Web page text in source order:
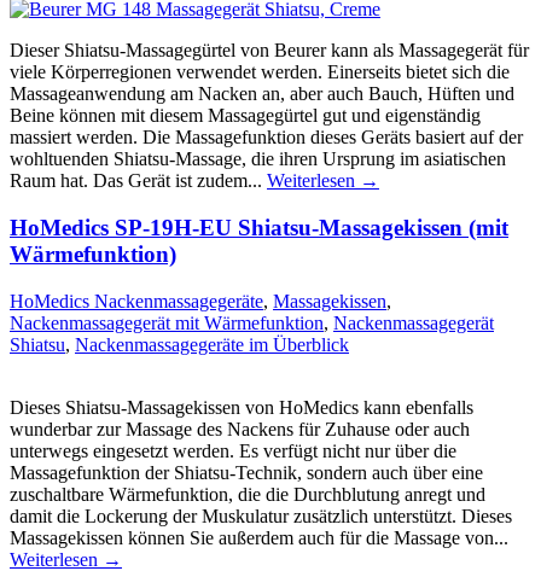
Dieser Shiatsu-Massagegürtel von Beurer kann als Massagegerät für
viele Körperregionen verwendet werden. Einerseits bietet sich die
Massageanwendung am Nacken an, aber auch Bauch, Hüften und
Beine können mit diesem Massagegürtel gut und eigenständig
massiert werden. Die Massagefunktion dieses Geräts basiert auf der
wohltuenden Shiatsu-Massage, die ihren Ursprung im asiatischen
Raum hat. Das Gerät ist zudem... Weiterlesen →
HoMedics SP-19H-EU Shiatsu-Massagekissen (mit
Wärmefunktion)
HoMedics Nackenmassagegeräte, Massagekissen,
Nackenmassagegerät mit Wärmefunktion, Nackenmassagegerät
Shiatsu, Nackenmassagegeräte im Überblick
Dieses Shiatsu-Massagekissen von HoMedics kann ebenfalls
wunderbar zur Massage des Nackens für Zuhause oder auch
unterwegs eingesetzt werden. Es verfügt nicht nur über die
Massagefunktion der Shiatsu-Technik, sondern auch über eine
zuschaltbare Wärmefunktion, die die Durchblutung anregt und
damit die Lockerung der Muskulatur zusätzlich unterstützt. Dieses
Massagekissen können Sie außerdem auch für die Massage von...
Weiterlesen →